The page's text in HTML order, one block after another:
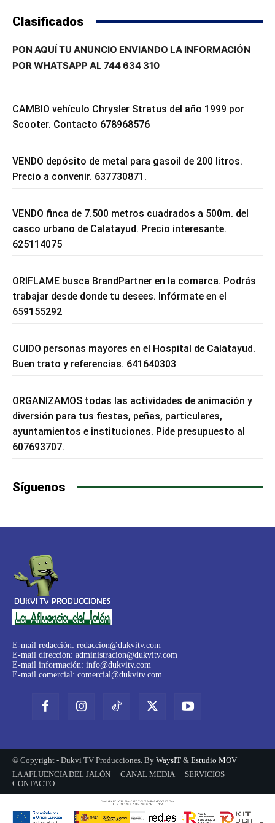
Clasificados
PON AQUÍ TU ANUNCIO ENVIANDO LA INFORMACIÓN
POR WHATSAPP AL 744 634 310
CAMBIO vehículo Chrysler Stratus del año 1999 por
Scooter. Contacto 678968576
VENDO depósito de metal para gasoil de 200 litros.
Precio a convenir. 637730871.
VENDO finca de 7.500 metros cuadrados a 500m. del
casco urbano de Calatayud. Precio interesante.
625114075
ORIFLAME busca BrandPartner en la comarca. Podrás
trabajar desde donde tu desees. Infórmate en el
659155292
CUIDO personas mayores en el Hospital de Calatayud.
Buen trato y referencias. 641640303
ORGANIZAMOS todas las actividades de animación y
diversión para tus fiestas, peñas, particulares,
ayuntamientos e instituciones. Pide presupuesto al
607693707.
Síguenos
E-mail redacción: redaccion@dukvitv.com
E-mail dirección: administracion@dukvitv.com
E-mail información: info@dukvitv.com
E-mail comercial: comercial@dukvitv.com
© Copyright - Dukvi TV Producciones. By WaysIT & Estudio MOV
LA AFLUENCIA DEL JALÓN
CANAL MEDIA
SERVICIOS
CONTACTO